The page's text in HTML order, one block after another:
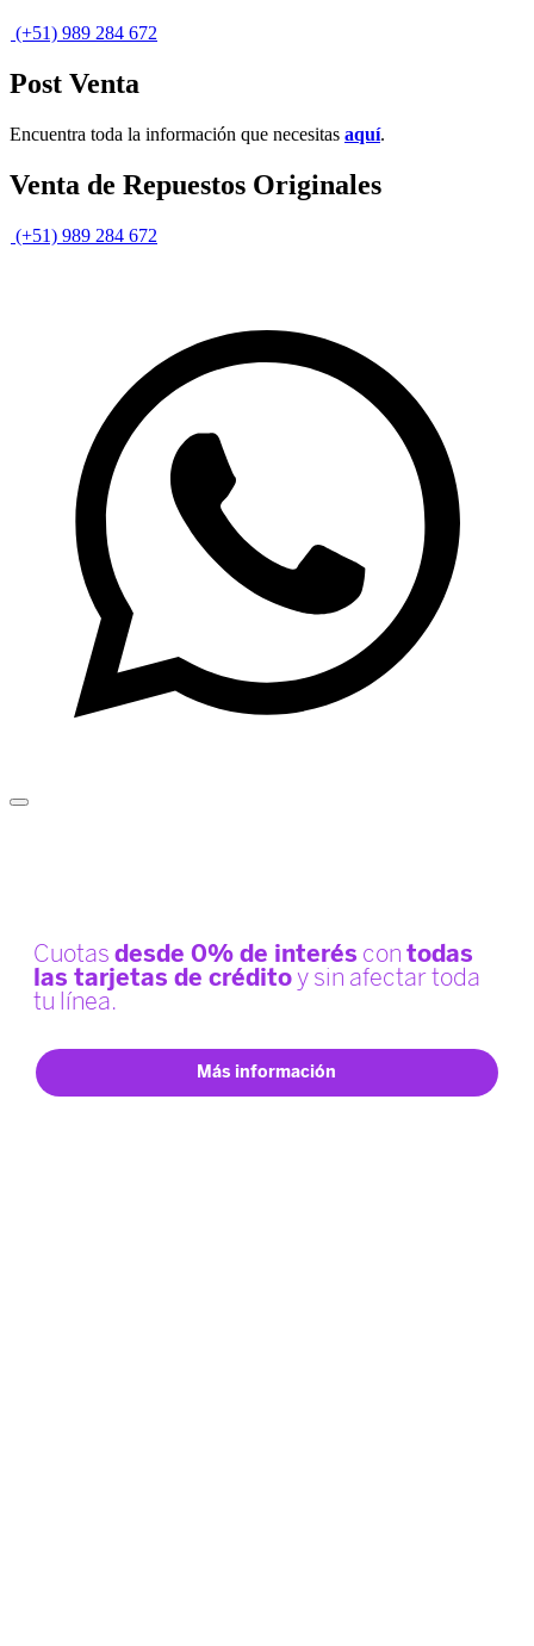
(+51) 989 284 672
Post Venta
Encuentra toda la información que necesitas aquí.
Venta de Repuestos Originales
(+51) 989 284 672